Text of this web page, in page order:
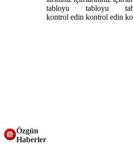
Özgün
Haberler